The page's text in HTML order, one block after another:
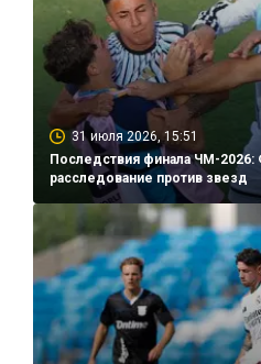
31 июля 2026, 15:51
Последствия финала ЧМ-2026:
расследование против звезд